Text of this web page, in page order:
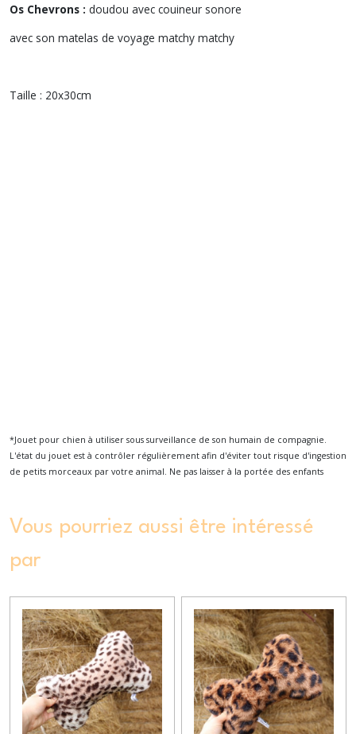
Os Chevrons : doudou avec couineur sonore
avec son matelas de voyage matchy matchy
Taille : 20x30cm
*Jouet pour chien à utiliser sous surveillance de son humain de compagnie.
L'état du jouet est à contrôler régulièrement afin d'éviter tout risque d'ingestion
de petits morceaux par votre animal. Ne pas laisser à la portée des enfants
Vous pourriez aussi être intéressé
par